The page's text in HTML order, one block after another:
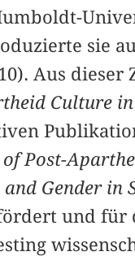
sie
Aus dieser
Culture
Post-
Gender in
und für